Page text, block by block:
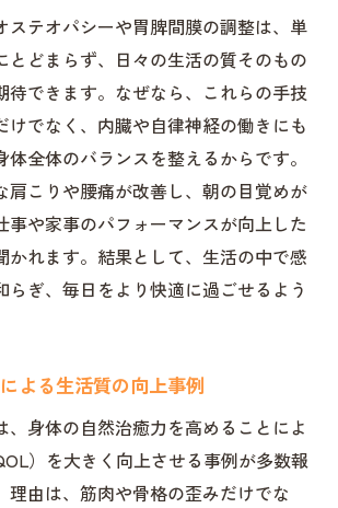
ステオパシーや胃脾間膜の調整は、単
とどまらず、日々の生活の質そのもの
待できます。なぜなら、これらの手技
けでなく、内臓や自律神経の働きにも
体全体のバランスを整えるからです。
肩こりや腰痛が改善し、朝の目覚めが
事や家事のパフォーマンスが向上した
かれます。結果として、生活の中で感
らぎ、毎日をより快適に過ごせるよう
よる生活質の向上事例
、身体の自然治癒力を高めることによ
）を大きく向上させる事例が多数報
理由は、筋肉や骨格の歪みだけでな